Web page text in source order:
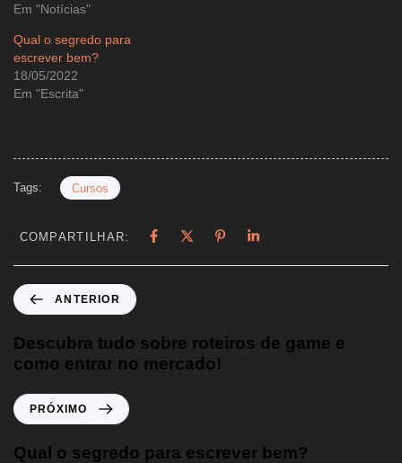
Em "Notícias"
Qual o segredo para
escrever bem?
18/05/2022
Em "Escrita"
Tags: Cursos
COMPARTILHAR:
ANTERIOR
Descubra tudo sobre roteiros de game e
como entrar no mercado!
PRÓXIMO
Qual o segredo para escrever bem?